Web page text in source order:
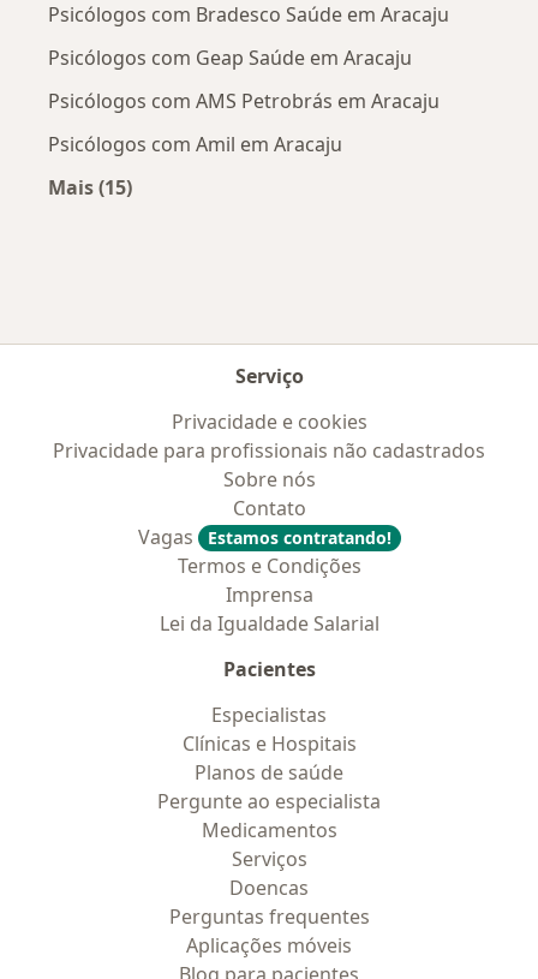
Psicólogos com Bradesco Saúde em Aracaju
Psicólogos com Geap Saúde em Aracaju
Psicólogos com AMS Petrobrás em Aracaju
Psicólogos com Amil em Aracaju
Mais (15)
Serviço
Privacidade e cookies
Privacidade para profissionais não cadastrados
Sobre nós
Contato
Vagas
Estamos contratando!
Termos e Condições
Imprensa
Lei da Igualdade Salarial
Pacientes
Especialistas
Clínicas e Hospitais
Planos de saúde
Pergunte ao especialista
Medicamentos
Serviços
Doencas
Perguntas frequentes
Aplicações móveis